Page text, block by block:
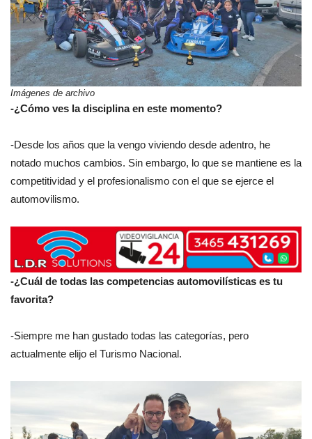
Imágenes de archivo
-¿Cómo ves la disciplina en este momento?
-Desde los años que la vengo viviendo desde adentro, he
notado muchos cambios. Sin embargo, lo que se mantiene es la
competitividad y el profesionalismo con el que se ejerce el
automovilismo.
-¿Cuál de todas las competencias automovilísticas es tu
favorita?
-Siempre me han gustado todas las categorías, pero
actualmente elijo el Turismo Nacional.